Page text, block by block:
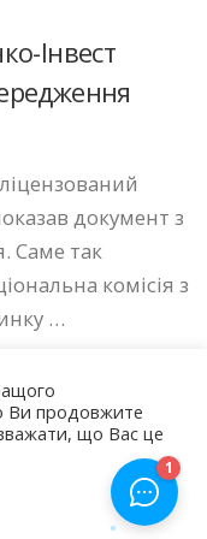
Інвест
документ з
Саме так
комісія з
…
OnePress
Ви продовжите
що Вас це